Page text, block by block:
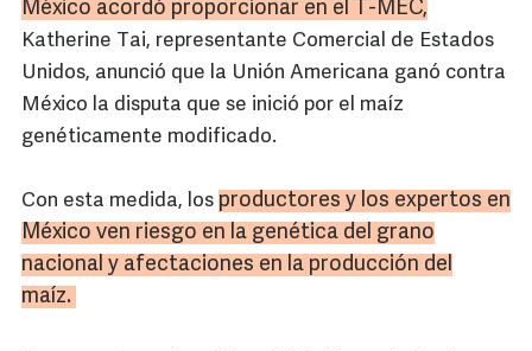
México acordó proporcionar en el T-MEC,
Katherine Tai, representante Comercial de Estados
Unidos, anunció que la Unión Americana ganó contra
México la disputa que se inició por el maíz
genéticamente modificado.
Con esta medida, los productores y los expertos en
México ven riesgo en la genética del grano
nacional y afectaciones en la producción del
maíz.